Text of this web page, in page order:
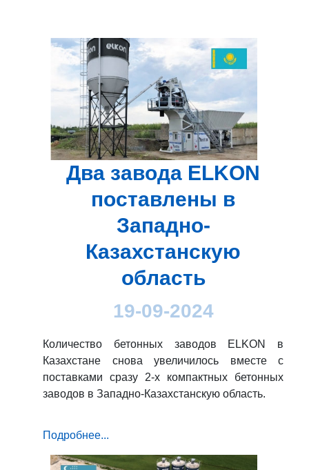
Два завода ELKON
поставлены в
Западно-
Казахстанскую
область
19-09-2024
Количество бетонных заводов ELKON в
Казахстане снова увеличилось вместе с
поставками сразу 2-х компактных бетонных
заводов в Западно-Казахстанскую область.
Подробнее...